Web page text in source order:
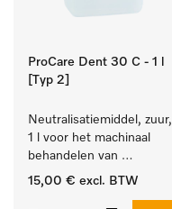
ProCare Dent 30 C - 1 l
[Typ 2]
Neutralisatiemiddel, zuur,
1 l voor het machinaal
behandelen van
tandheelkundige- en
15,00 € excl. BTW